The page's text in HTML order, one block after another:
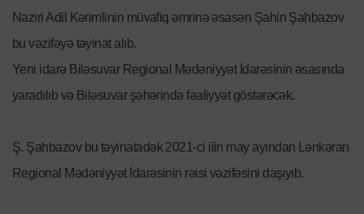
Naziri Adil Kərimlinin müvafiq əmrinə əsasən Şahin Şahbazov
bu vəzifəyə təyinat alıb.
Yeni idarə Biləsuvar Regional Mədəniyyət İdarəsinin əsasında
yaradılıb və Biləsuvar şəhərində fəaliyyət göstərəcək.
Ş. Şahbazov bu təyinatadək 2021-ci ilin may ayından Lənkəran
Regional Mədəniyyət İdarəsinin rəisi vəzifəsini daşıyıb.